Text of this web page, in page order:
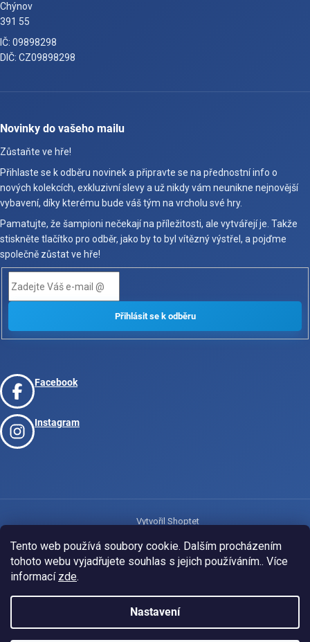
Tento web používá soubory cookie. Dalším procházením
tohoto webu vyjadřujete souhlas s jejich používáním.. Více
informací zde.
Nastavení
Chýnov
391 55
IČ: 09898298
DIČ: CZ09898298
Novinky do vašeho mailu
Zůstaňte ve hře!
Přihlaste se k odběru novinek a připravte se na přednostní info o
nových kolekcích, exkluzivní slevy a už nikdy vám neunikne nejnovější
vybavení, díky kterému bude váš tým na vrcholu své hry.
Pamatujte, že šampioni nečekají na příležitosti, ale vytvářejí je. Takže
stiskněte tlačítko pro odběr, jako by to byl vítězný výstřel, a pojďme
společně zůstat ve hře!
Facebook
Instagram
Vytvořil Shoptet
Copyright 2026www.josport.cz. Všechna práva vyhrazena.